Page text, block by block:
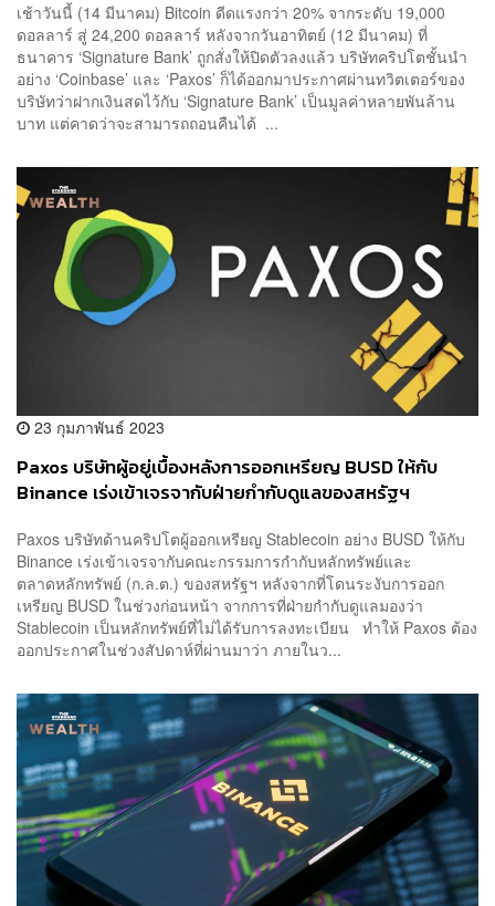
เช้าวันนี้ (14 มีนาคม) Bitcoin ดีดแรงกว่า 20% จากระดับ 19,000
ดอลลาร์ สู่ 24,200 ดอลลาร์ หลังจากวันอาทิตย์ (12 มีนาคม) ที่
ธนาคาร ‘Signature Bank’ ถูกสั่งให้ปิดตัวลงแล้ว บริษัทคริปโตชั้นนำ
อย่าง ‘Coinbase’ และ ‘Paxos’ ก็ได้ออกมาประกาศผ่านทวิตเตอร์ของ
บริษัทว่าฝากเงินสดไว้กับ ‘Signature Bank’ เป็นมูลค่าหลายพันล้าน
บาท แต่คาดว่าจะสามารถถอนคืนได้ ...
23 กุมภาพันธ์ 2023
Paxos บริษัทผู้อยู่เบื้องหลังการออกเหรียญ BUSD ให้กับ
Binance เร่งเข้าเจรจากับฝ่ายกำกับดูแลของสหรัฐฯ
Paxos บริษัทด้านคริปโตผู้ออกเหรียญ Stablecoin อย่าง BUSD ให้กับ
Binance เร่งเข้าเจรจากับคณะกรรมการกำกับหลักทรัพย์และ
ตลาดหลักทรัพย์ (ก.ล.ต.) ของสหรัฐฯ หลังจากที่โดนระงับการออก
เหรียญ BUSD ในช่วงก่อนหน้า จากการที่ฝ่ายกำกับดูแลมองว่า
Stablecoin เป็นหลักทรัพย์ที่ไม่ได้รับการลงทะเบียน ทำให้ Paxos ต้อง
ออกประกาศในช่วงสัปดาห์ที่ผ่านมาว่า ภายในว...